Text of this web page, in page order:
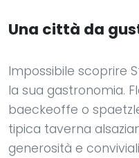
Una città da
Impossibile scoprire
la sua gastronomia.
baeckeoffe o
tipica taverna
generosità e